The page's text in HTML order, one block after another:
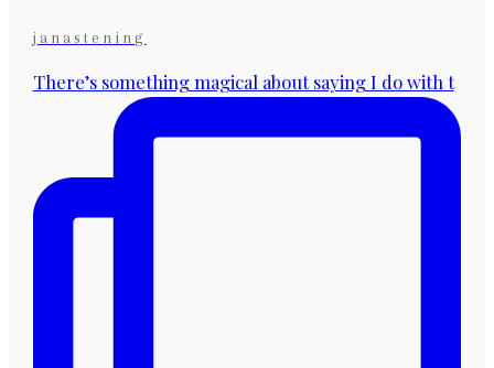
janastening
There’s something magical about saying I do with t